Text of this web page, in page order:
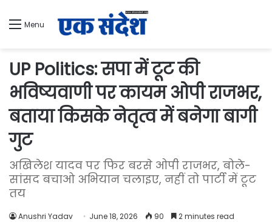
Menu
UP Politics: सपा में टूट की
भविष्यवाणी पर कायम ओपी राजभर,
बताया किसके नेतृत्व में बनेगा बागी
गुट
अखिलेश यादव पर फिर बरसे ओपी राजभर, बोले-
सांसद बचाओ अभियान चलाइए, नहीं तो पार्टी में टूट
तय
Anushri Yadav June 18, 2026 90 2 minutes read